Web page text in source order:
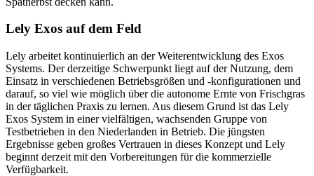
Lely Exos auf dem Feld
Lely arbeitet kontinuierlich an der Weiterentwicklung des Exos
Systems. Der derzeitige Schwerpunkt liegt auf der Nutzung, dem
Einsatz in verschiedenen Betriebsgrößen und -konfigurationen und
darauf, so viel wie möglich über die autonome Ernte von Frischgras
in der täglichen Praxis zu lernen. Aus diesem Grund ist das Lely
Exos System in einer vielfältigen, wachsenden Gruppe von
Testbetrieben in den Niederlanden in Betrieb. Die jüngsten
Ergebnisse geben großes Vertrauen in dieses Konzept und Lely
beginnt derzeit mit den Vorbereitungen für die kommerzielle
Verfügbarkeit.